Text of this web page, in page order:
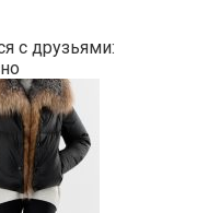
с друзьями: